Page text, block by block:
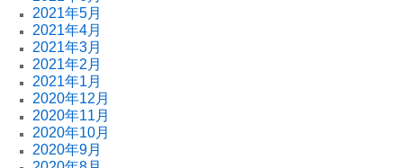
2021年5月
2021年4月
2021年3月
2021年2月
2021年1月
2020年12月
2020年11月
2020年10月
2020年9月